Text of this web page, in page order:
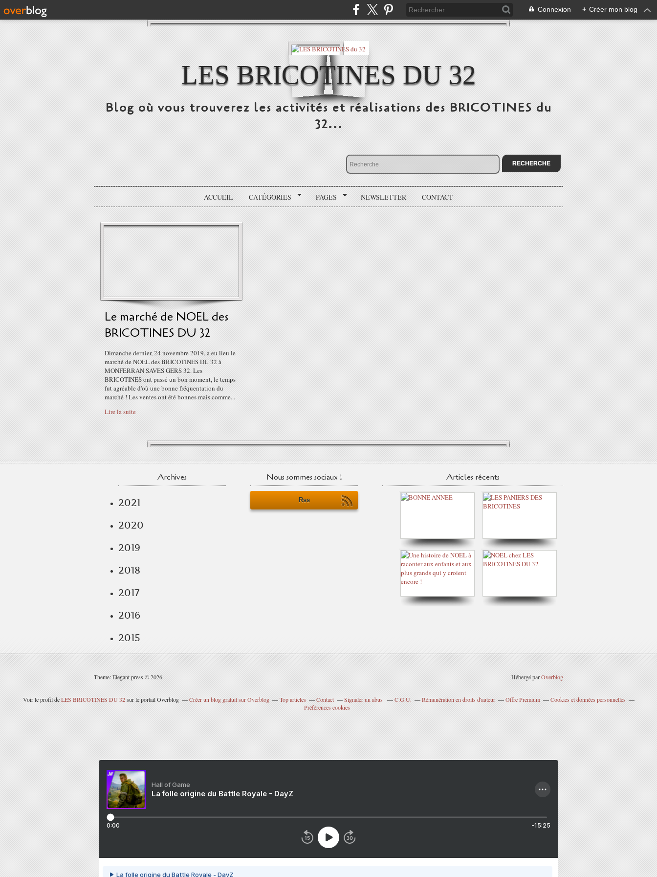
Connexion + Créer mon blog
LES BRICOTINES DU 32
Blog où vous trouverez les activités et réalisations des BRICOTINES du
32...
ACCUEIL CATÉGORIES PAGES NEWSLETTER CONTACT
Le marché de NOEL des
BRICOTINES DU 32
Dimanche dernier, 24 novembre 2019, a eu lieu le
marché de NOEL des BRICOTINES DU 32 à
MONFERRAN SAVES GERS 32. Les
BRICOTINES ont passé un bon moment, le temps
fut agréable d'où une bonne fréquentation du
marché ! Les ventes ont été bonnes mais comme...
Lire la suite
Archives
2021
2020
2019
2018
2017
2016
2015
Nous sommes sociaux !
Rss
Articles récents
Theme: Elegant press © 2026 Hébergé parOverblog
Voir le profil deLES BRICOTINES DU 32sur le portail Overblog Créer un blog gratuit sur Overblog Top articles Contact Signaler un abus C.G.U. Rémunération en droits d'auteur Offre Premium
Cookies et données personnelles
Préférences cookies
Hall of Game
La folle origine du Battle Royale - DayZ
0:00 -15:25
La folle origine du Battle Royale - DayZ